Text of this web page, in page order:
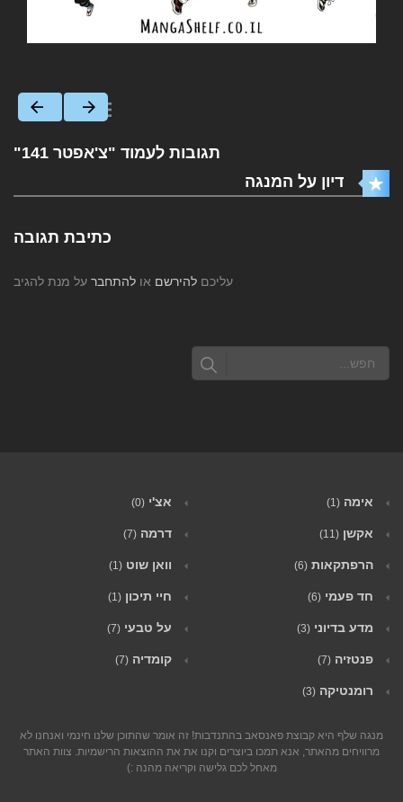
תגובות לעמוד "צ'אפטר 141"
דיון על המנגה
כתיבת תגובה
עליכם להירשם או להתחבר על מנת להגיב
אימה (1) אצ'י (0)
אקשן (11) דרמה (7)
הרפתקאות (6) וואן שוט (1)
חד פעמי (6) חיי תיכון (1)
מדע בדיוני (3) על טבעי (7)
פנטזיה (7) קומדיה (7)
רומנטיקה (3)
מנגה שלף היא קבוצת פאנסאב בהתנדבות! זה אומר שהתוכן שלנו חינמי ואנחנו לא
מרוויחים מהאתר, אנא תמכו ביוצרים וקנו את את ההוצאות הרישמיות. צוות האתר
מאחל לכם גלישה וקריאה מהנה :)